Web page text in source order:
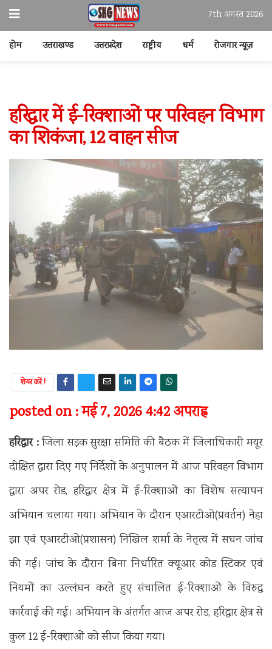
7th अगस्त 2026
होम उत्तराखण्ड उत्तरप्रदेश राष्ट्रीय धर्म रोजगार न्यूज़
हरिद्वार में ई-रिक्शाओं पर परिवहन विभाग
का शिकंजा, 12 वाहन सीज
शेयर करें !
posted on : मई 7, 2026 4:42 अपराह्न
हरिद्वार :जिला सड़क सुरक्षा समिति की बैठक में जिलाधिकारी मयूर
दीक्षित द्वारा दिए गए निर्देशों के अनुपालन में आज परिवहन विभाग
द्वारा अपर रोड, हरिद्वार क्षेत्र में ई-रिक्शाओं का विशेष सत्यापन
अभियान चलाया गया। अभियान के दौरान एआरटीओ(प्रवर्तन) नेहा
झा एवं एआरटीओ(प्रशासन) निखिल शर्मा के नेतृत्व में सघन जांच
की गई। जांच के दौरान बिना निर्धारित क्यूआर कोड स्टिकर एवं
नियमों का उल्लंघन करते हुए संचालित ई-रिक्शाओं के विरुद्ध
कार्रवाई की गई। अभियान के अंतर्गत आज अपर रोड, हरिद्वार क्षेत्र से
कुल 12 ई-रिक्शाओं को सीज किया गया।